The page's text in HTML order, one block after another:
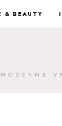
& BEAUTY